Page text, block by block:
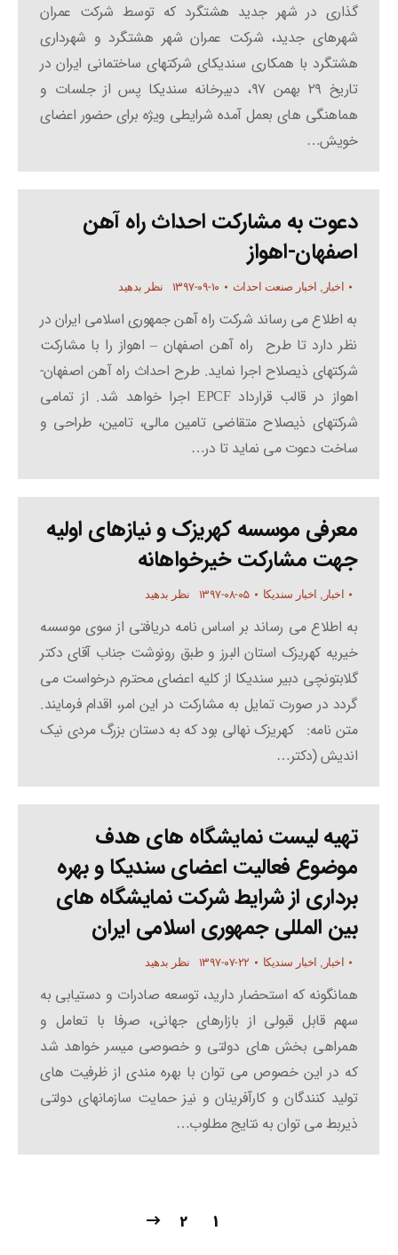
گذاری در شهر جدید هشتگرد که توسط شرکت عمران
شهرهای جدید، شرکت عمران شهر هشتگرد و شهرداری
هشتگرد با همکاری سندیکای شرکتهای ساختمانی ایران در
تاریخ ۲۹ بهمن ۹۷، دبیرخانه سندیکا پس از جلسات و
هماهنگی های بعمل آمده شرایطی ویژه برای حضور اعضای
خویش…
دعوت به مشارکت احداث راه آهن
اصفهان-اهواز
اخبار , اخبار صنعت احداث ۱۳۹۷-۰۹-۱۰ نظر بدهید
به اطلاع می رساند شرکت راه آهن جمهوری اسلامی ایران در
نظر دارد تا طرح راه آهن اصفهان – اهواز را با مشارکت
شرکتهای ذیصلاح اجرا نماید. طرح احداث راه آهن اصفهان-
اهواز در قالب قرارداد EPCF اجرا خواهد شد. از تمامی
شرکتهای ذیصلاح متقاضی تامین مالی، تامین، طراحی و
ساخت دعوت می نماید تا در…
معرفی موسسه کهریزک و نیازهای اولیه
جهت مشارکت خیرخواهانه
اخبار , اخبار سندیکا ۱۳۹۷-۰۸-۰۵ نظر بدهید
به اطلاع می رساند بر اساس نامه دریافتی از سوی موسسه
خیریه کهریزک استان البرز و طبق رونوشت جناب آقای دکتر
گلابتونچی دبیر سندیکا از کلیه اعضای محترم درخواست می
گردد در صورت تمایل به مشارکت در این امر، اقدام فرمایند.
متن نامه: کهریزک نهالی بود که به دستان بزرگ مردی نیک
اندیش (دکتر…
تهیه لیست نمایشگاه های هدف
موضوع فعالیت اعضای سندیکا و بهره
برداری از شرایط شرکت نمایشگاه های
بین المللی جمهوری اسلامی ایران
اخبار , اخبار سندیکا ۱۳۹۷-۰۷-۲۲ نظر بدهید
همانگونه که استحضار دارید، توسعه صادرات و دستیابی به
سهم قابل قبولی از بازارهای جهانی، صرفا با تعامل و
همراهی بخش های دولتی و خصوصی میسر خواهد شد
که در این خصوص می توان با بهره مندی از ظرفیت های
تولید کنندگان و کارآفرینان و نیز حمایت سازمانهای دولتی
ذیربط می توان به نتایج مطلوب…
1
2